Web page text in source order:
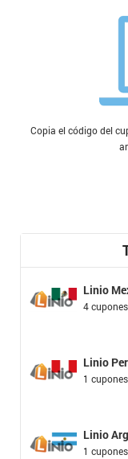
Copia el código del
Linio
4
Linio
1
Linio
1